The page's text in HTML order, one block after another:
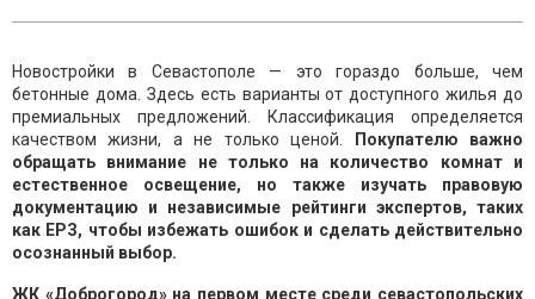
Новостройки в Севастополе — это гораздо больше, чем
бетонные дома. Здесь есть варианты от доступного жилья до
премиальных предложений. Классификация определяется
качеством жизни, а не только ценой.
Покупателю важно
обращать внимание не только на количество комнат и
естественное освещение, но также изучать правовую
документацию и независимые рейтинги экспертов, таких
как ЕРЗ, чтобы избежать ошибок и сделать действительно
осознанный выбор.
ЖК «Доброгород» на первом месте среди севастопольских